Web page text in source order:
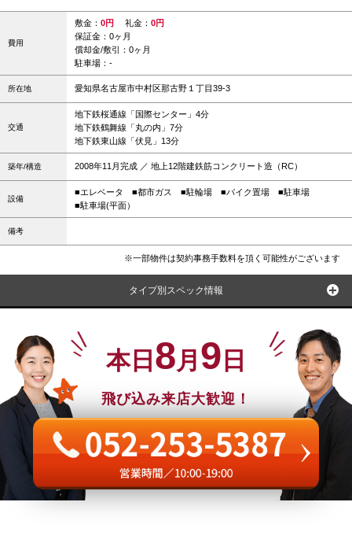
費用
敷金： 0円 礼金： 0円
保証金：0ヶ月
償却金/敷引：0ヶ月
駐車場：-
所在地 愛知県名古屋市中村区那古野１丁目39-3
交通
地下鉄桜通線「国際センター」4分
地下鉄鶴舞線「丸の内」7分
地下鉄東山線「伏見」13分
築年/構造 2008年11月完成 ／ 地上12階建鉄筋コンクリート造（RC）
設備
■エレベータ ■都市ガス ■駐輪場 ■バイク置場 ■駐車場
■駐車場(平面）
備考
※一部物件は契約事務手数料を頂く可能性がございます
タイプ別スペック情報
本日 8月 9 日
飛び込み来店大歓迎！